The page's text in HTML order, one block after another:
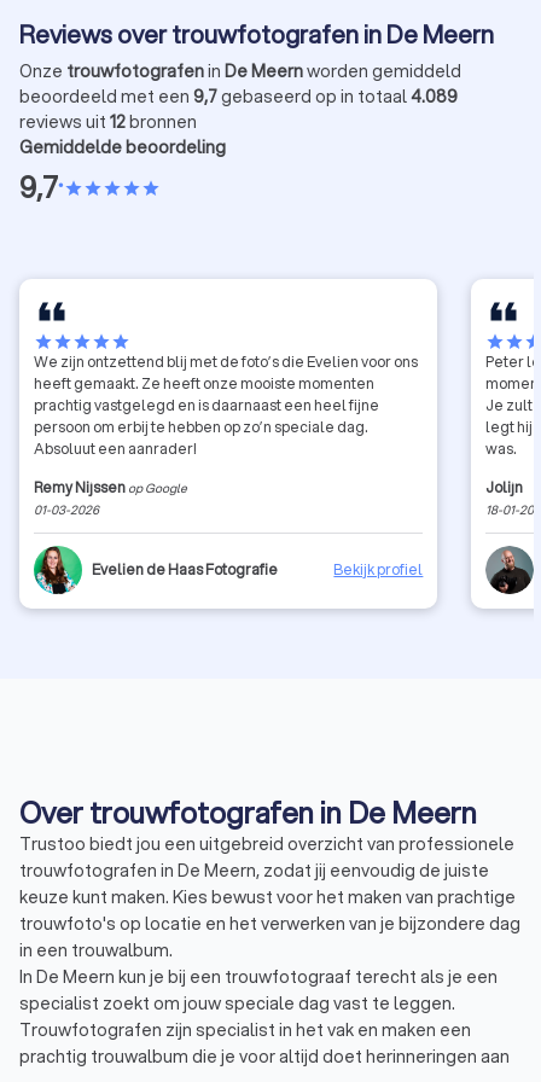
van
Reviews over trouwfotografen in De Meern
Onze trouwfotografenin De Meernworden gemiddeld
beoordeeld met een 9,7gebaseerd op in totaal4.089
reviews uit 12bronnen
Gemiddelde beoordeling
9,7•starstarstarstarstar
starstarstarstarstar
We zijn ontzettend blij met de foto’s die Evelien voor ons
heeft gemaakt. Ze heeft onze mooiste momenten
prachtig vastgelegd en is daarnaast een heel fijne
persoon om erbij te hebben op zo’n speciale dag.
Absoluut een aanrader!
Remy Nijssen op Google
01-03-2026
Evelien de Haas Fotografie Bekijk profiel
starstar
Peter
Je zult
legt hij
was.
Jolijn
18-01-
Over trouwfotografen in De Meern
Trustoo biedt jou een uitgebreid overzicht van professionele
trouwfotografen in De Meern, zodat jij eenvoudig de juiste
keuze kunt maken. Kies bewust voor het maken van prachtige
trouwfoto's op locatie en het verwerken van je bijzondere dag
in een trouwalbum.
In De Meern kun je bij een trouwfotograaf terecht als je een
specialist zoekt om jouw speciale dag vast te leggen.
Trouwfotografen zijn specialist in het vak en maken een
prachtig trouwalbum die je voor altijd doet herinneringen aan